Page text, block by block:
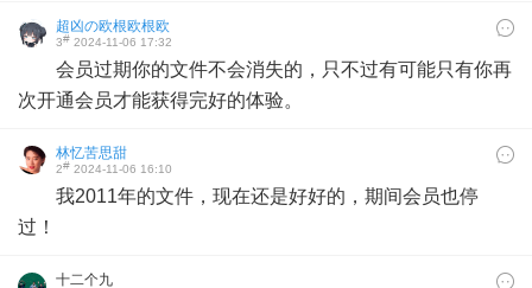
超凶の欧根欧根欧
3# 2024-11-06 17:32
会员过期你的文件不会消失的，只不过有可能只有你再
次开通会员才能获得完好的体验。
林忆苦思甜
2# 2024-11-06 16:10
我2011年的文件，现在还是好好的，期间会员也停
过！
十二个九